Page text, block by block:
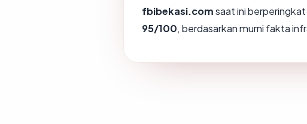
fbibekasi.comsaat ini berperingkat
95/100, berdasarkan murni fakta